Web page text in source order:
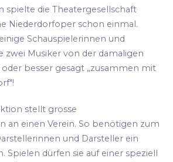
spielte die Theatergesellschaft
Niederdorfoper schon einmal.
Schauspielerinnen und
zwei Musiker von der damaligen
besser gesagt „zusammen mit
stellt grosse
an einen Verein. So benötigen zum
und Darsteller ein
Spielen dürfen sie auf einer speziell